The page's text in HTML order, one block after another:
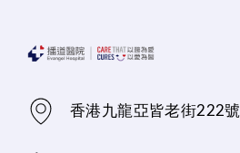
香港九龍亞皆老街222號